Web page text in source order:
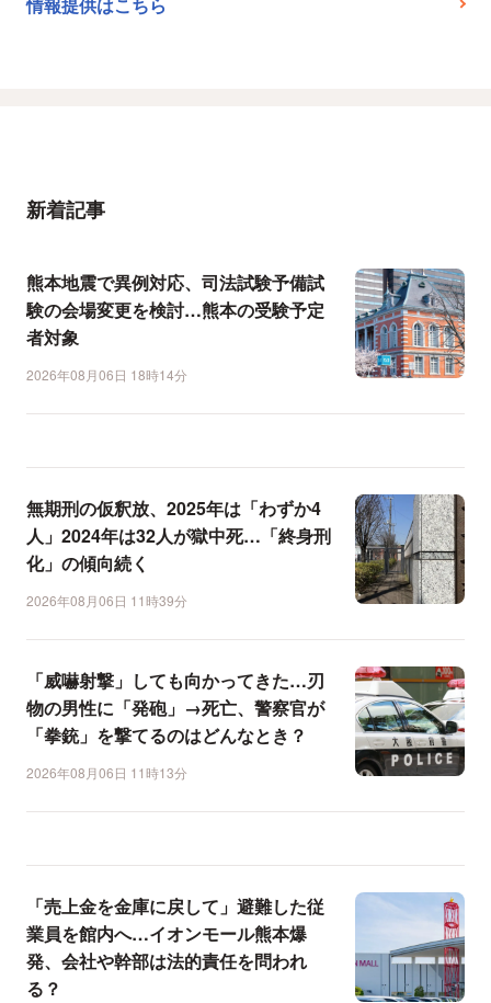
情報提供はこちら
新着記事
熊本地震で異例対応、司法試験予備試
験の会場変更を検討…熊本の受験予定
者対象
2026年08月06日 18時14分
無期刑の仮釈放、2025年は「わずか4
人」2024年は32人が獄中死…「終身刑
化」の傾向続く
2026年08月06日 11時39分
「威嚇射撃」しても向かってきた…刃
物の男性に「発砲」→死亡、警察官が
「拳銃」を撃てるのはどんなとき？
2026年08月06日 11時13分
「売上金を金庫に戻して」避難した従
業員を館内へ…イオンモール熊本爆
発、会社や幹部は法的責任を問われ
る？